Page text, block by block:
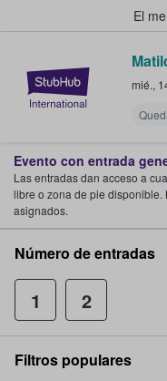
El
mié.,
Evento con entrada
Las entradas dan acceso a
libre o zona de pie disponible.
asignados.
Número de entradas
1 2
Filtros populares